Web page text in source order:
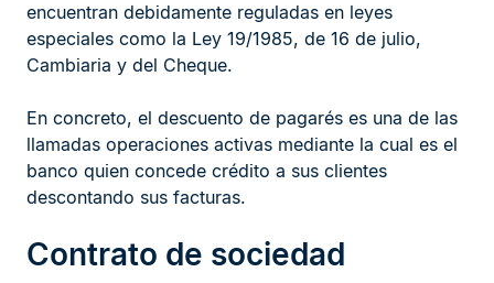
encuentran debidamente reguladas en leyes
especiales como la Ley 19/1985, de 16 de julio,
Cambiaria y del Cheque.
En concreto, el descuento de pagarés es una de las
llamadas operaciones activas mediante la cual es el
banco quien concede crédito a sus clientes
descontando sus facturas.
Contrato de sociedad